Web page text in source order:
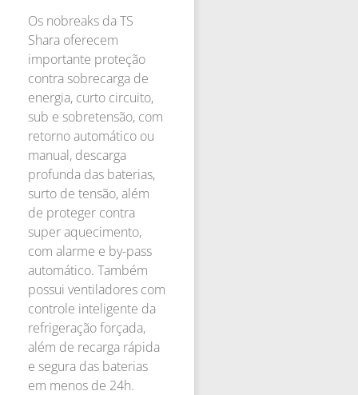
Os nobreaks da TS
Shara oferecem
importante proteção
contra sobrecarga de
energia, curto circuito,
sub e sobretensão, com
retorno automático ou
manual, descarga
profunda das baterias,
surto de tensão, além
de proteger contra
super aquecimento,
com alarme e by-pass
automático. Também
possui ventiladores com
controle inteligente da
refrigeração forçada,
além de recarga rápida
e segura das baterias
em menos de 24h.